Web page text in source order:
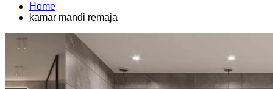
Home
kamar mandi remaja